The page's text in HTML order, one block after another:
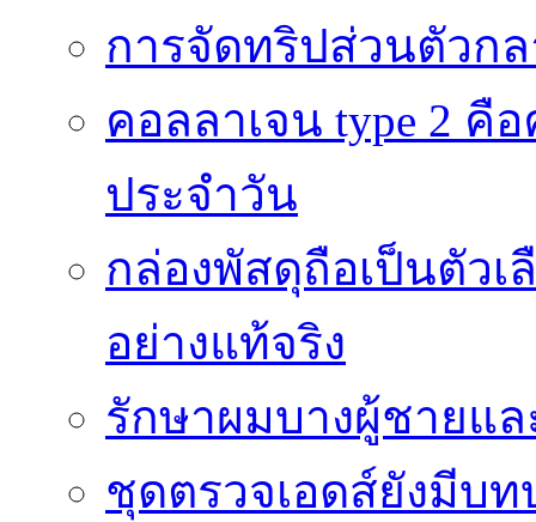
การจัดทริปส่วนตัวก
คอลลาเจน type 2
ประจำวัน
กล่องพัสดุถือเป็นตัว
อย่างแท้จริง
รักษาผมบางผู้ชายแ
ชุดตรวจเอดส์ยังมีบ